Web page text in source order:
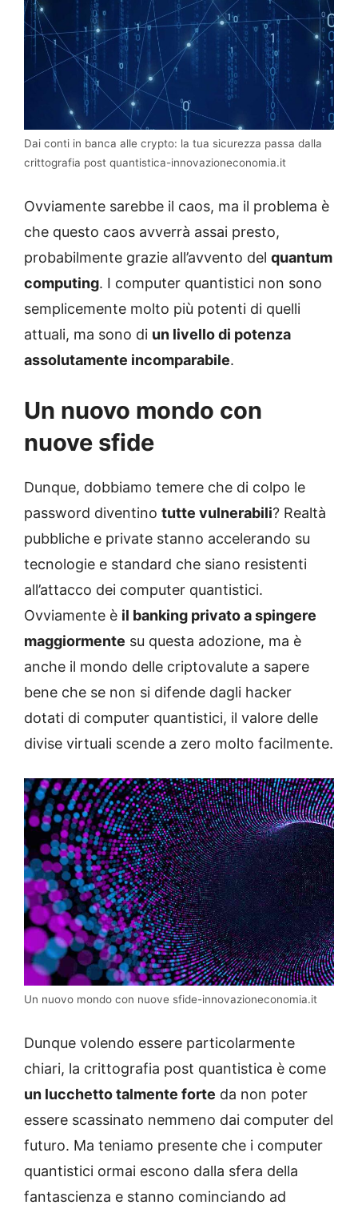
Dai conti in banca alle crypto: la tua sicurezza passa dalla
crittografia post quantistica-innovazioneconomia.it
Ovviamente sarebbe il caos, ma il problema è
che questo caos avverrà assai presto,
probabilmente grazie all’avvento del quantum
computing. I computer quantistici non sono
semplicemente molto più potenti di quelli
attuali, ma sono di un livello di potenza
assolutamente incomparabile.
Un nuovo mondo con
nuove sfide
Dunque, dobbiamo temere che di colpo le
password diventino tutte vulnerabili? Realtà
pubbliche e private stanno accelerando su
tecnologie e standard che siano resistenti
all’attacco dei computer quantistici.
Ovviamente è il banking privato a spingere
maggiormente su questa adozione, ma è
anche il mondo delle criptovalute a sapere
bene che se non si difende dagli hacker
dotati di computer quantistici, il valore delle
divise virtuali scende a zero molto facilmente.
Un nuovo mondo con nuove sfide-innovazioneconomia.it
Dunque volendo essere particolarmente
chiari, la crittografia post quantistica è come
un lucchetto talmente forte da non poter
essere scassinato nemmeno dai computer del
futuro. Ma teniamo presente che i computer
quantistici ormai escono dalla sfera della
fantascienza e stanno cominciando ad